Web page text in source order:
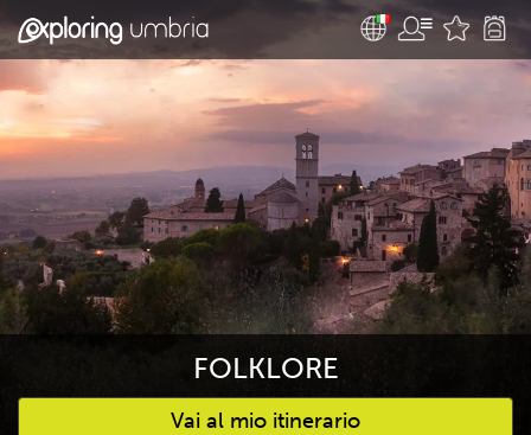
FOLKLORE
Vai al mio itinerario